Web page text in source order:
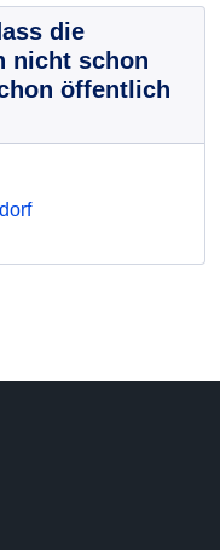
die
nicht schon
öffentlich